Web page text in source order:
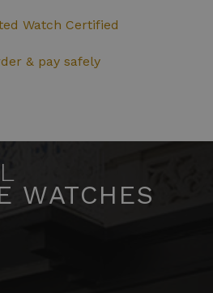
Watch Certified
& pay safely
WATCHES